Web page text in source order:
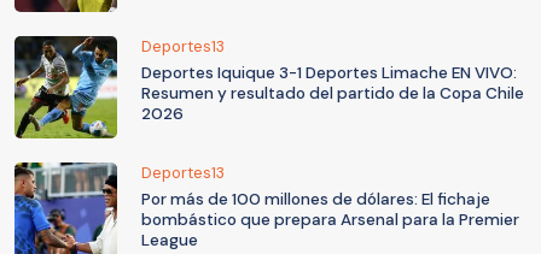
Deportes13
Deportes Iquique 3-1 Deportes Limache EN VIVO:
Resumen y resultado del partido de la Copa Chile
2026
Deportes13
Por más de 100 millones de dólares: El fichaje
bombástico que prepara Arsenal para la Premier
League